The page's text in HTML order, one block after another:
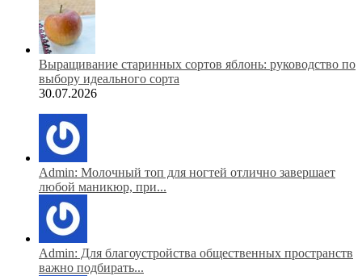
Выращивание старинных сортов яблонь: руководство по
выбору идеального сорта
30.07.2026
Admin: Молочный топ для ногтей отлично завершает
любой маникюр, при...
Admin: Для благоустройства общественных пространств
важно подбирать...